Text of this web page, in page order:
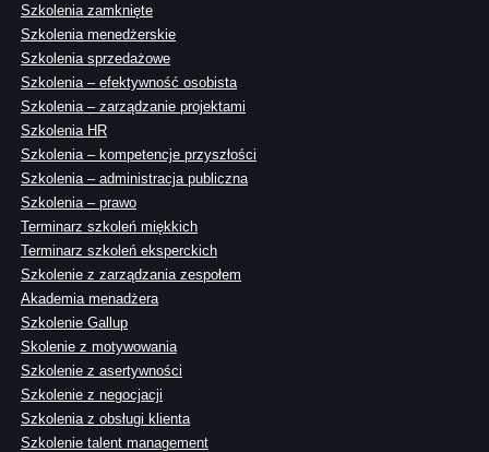
Szkolenia zamknięte
Szkolenia menedżerskie
Szkolenia sprzedażowe
Szkolenia – efektywność osobista
Szkolenia – zarządzanie projektami
Szkolenia HR
Szkolenia – kompetencje przyszłości
Szkolenia – administracja publiczna
Szkolenia – prawo
Terminarz szkoleń miękkich
Terminarz szkoleń eksperckich
Szkolenie z zarządzania zespołem
Akademia menadżera
Szkolenie Gallup
Skolenie z motywowania
Szkolenie z asertywności
Szkolenie z negocjacji
Szkolenia z obsługi klienta
Szkolenie talent management